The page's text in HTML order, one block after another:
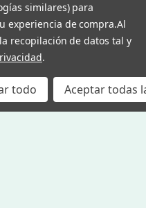
similares) para
experiencia de compra.Al
recopilación de datos tal y
.
todo Aceptar todas